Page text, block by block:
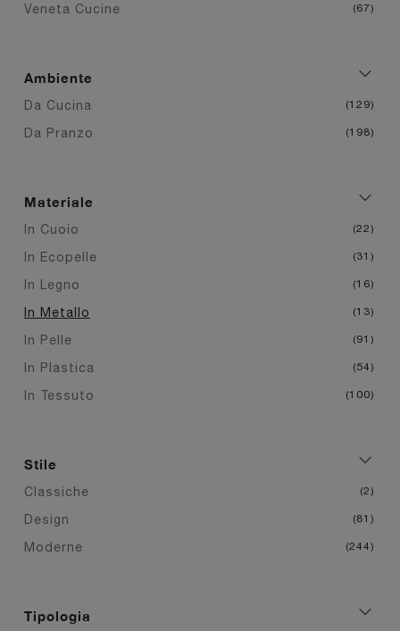
Veneta Cucine 67
Ambiente
Da Cucina 129
Da Pranzo 198
Materiale
In Cuoio 22
In Ecopelle 31
In Legno 16
In Metallo 13
In Pelle 91
In Plastica 54
In Tessuto 100
Stile
Classiche 2
Design 81
Moderne 244
Tipologia